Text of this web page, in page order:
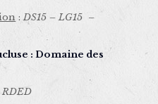
:DS15 – LG15 –
: Domaine des